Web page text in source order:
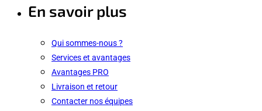
En savoir plus
Qui sommes-nous ?
Services et avantages
Avantages PRO
Livraison et retour
Contacter nos équipes